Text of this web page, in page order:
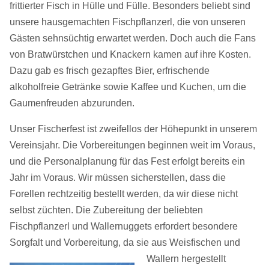
frittierter Fisch in Hülle und Fülle. Besonders beliebt sind
unsere hausgemachten Fischpflanzerl, die von unseren
Gästen sehnsüchtig erwartet werden. Doch auch die Fans
von Bratwürstchen und Knackern kamen auf ihre Kosten.
Dazu gab es frisch gezapftes Bier, erfrischende
alkoholfreie Getränke sowie Kaffee und Kuchen, um die
Gaumenfreuden abzurunden.
Unser Fischerfest ist zweifellos der Höhepunkt in unserem
Vereinsjahr. Die Vorbereitungen beginnen weit im Voraus,
und die Personalplanung für das Fest erfolgt bereits ein
Jahr im Voraus. Wir müssen sicherstellen, dass die
Forellen rechtzeitig bestellt werden, da wir diese nicht
selbst züchten. Die Zubereitung der beliebten
Fischpflanzerl und Wallernuggets erfordert besondere
Sorgfalt und Vorbereitung, da sie aus Weisfischen und
Wallern hergestellt